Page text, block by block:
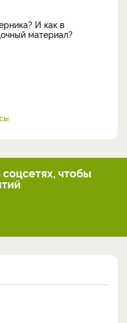
И как в
материал?
соцсетях, чтобы